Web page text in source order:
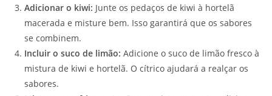
Adicionar o kiwi: Junte os pedaços de kiwi à hortelã
macerada e misture bem. Isso garantirá que os sabores
se combinem.
Incluir o suco de limão: Adicione o suco de limão fresco à
mistura de kiwi e hortelã. O cítrico ajudará a realçar os
sabores.